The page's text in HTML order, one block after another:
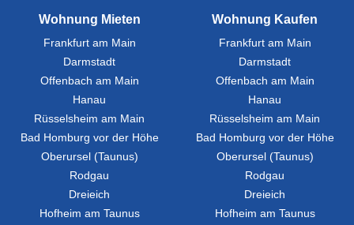
Wohnung Mieten
Frankfurt am Main
Darmstadt
Offenbach am Main
Hanau
Rüsselsheim am Main
Bad Homburg vor der Höhe
Oberursel (Taunus)
Rodgau
Dreieich
Hofheim am Taunus
Wohnung Kaufen
Frankfurt am Main
Darmstadt
Offenbach am Main
Hanau
Rüsselsheim am Main
Bad Homburg vor der Höhe
Oberursel (Taunus)
Rodgau
Dreieich
Hofheim am Taunus